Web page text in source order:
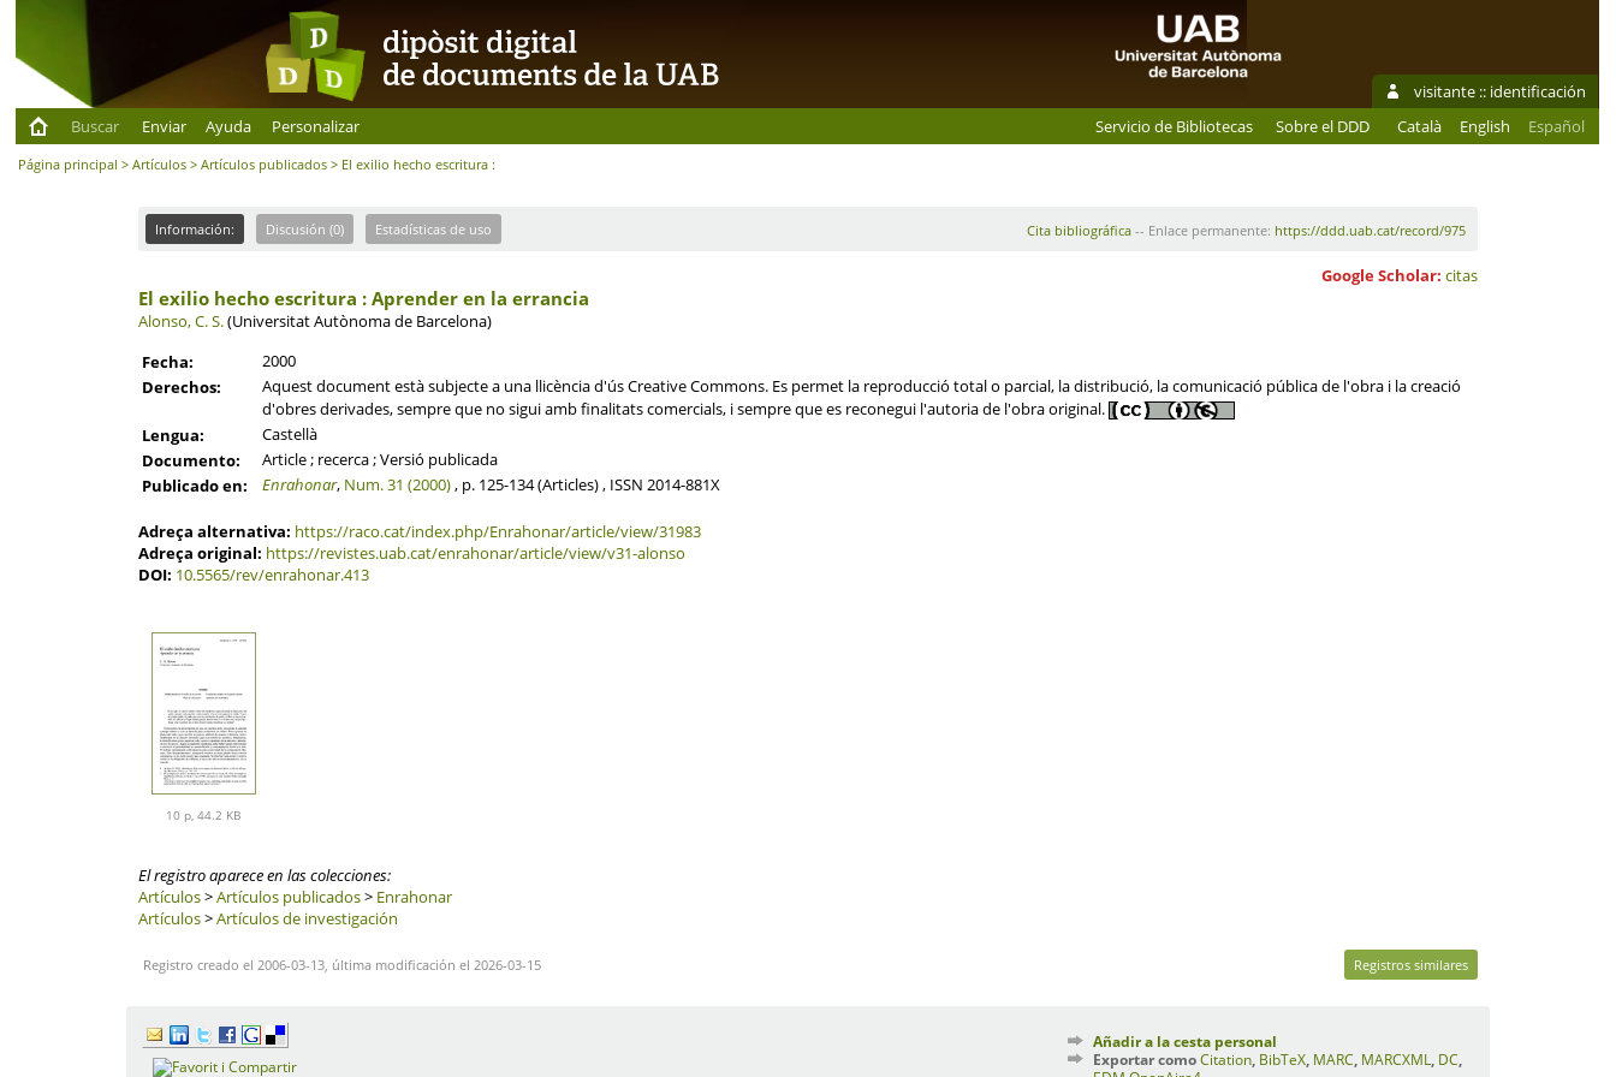
visitante :: identificación
Buscar
Enviar Ayuda Personalizar Servicio de Bibliotecas Sobre el DDD Català English Español
Página principal >Artículos >Artículos publicados > El exilio hecho escritura :
Información: Discusión (0) Estadísticas de uso Cita bibliográfica-- Enlace permanente: https://ddd.uab.cat/record/975
Google Scholar: citas
El exilio hecho escritura : Aprender en la errancia
Alonso, C. S.(Universitat Autònoma de Barcelona)
Fecha:
2000
Derechos:
Aquest document està subjecte a una llicència d'ús Creative Commons. Es permet la reproducció total o parcial, la distribució, la comunicació pública de l'obra i la creació
d'obres derivades, sempre que no sigui amb finalitats comercials, i sempre que es reconegui l'autoria de l'obra original.
Lengua:
Castellà
Documento:
Article ; recerca ; Versió publicada
Publicado en:
Enrahonar, Num. 31 (2000), p. 125-134 (Articles) , ISSN 2014-881X
Adreça alternativa: https://raco.cat/index.php/Enrahonar/article/view/31983
Adreça original: https://revistes.uab.cat/enrahonar/article/view/v31-alonso
DOI: 10.5565/rev/enrahonar.413
10 p, 44.2 KB
El registro aparece en las colecciones:
Artículos>Artículos publicados> Enrahonar
Artículos>Artículos de investigación
Registro creado el 2006-03-13, última modificación el 2026-03-15 Registros similares
Añadir a la cesta personal
Exportar comoCitation BibTeX MARC MARCXML DC